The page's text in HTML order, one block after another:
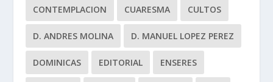
CONTEMPLACION CUARESMA CULTOS
D. ANDRES MOLINA D. MANUEL LOPEZ PEREZ
DOMINICAS EDITORIAL ENSERES